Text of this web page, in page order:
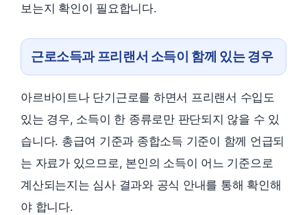
보는지 확인이 필요합니다.
근로소득과 프리랜서 소득이 함께 있는 경우
아르바이트나 단기근로를 하면서 프리랜서 수입도
있는 경우, 소득이 한 종류로만 판단되지 않을 수 있
습니다. 총급여 기준과 종합소득 기준이 함께 언급되
는 자료가 있으므로, 본인의 소득이 어느 기준으로
계산되는지는 심사 결과와 공식 안내를 통해 확인해
야 합니다.